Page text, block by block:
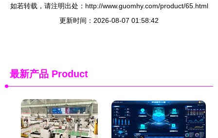
如若转载，请注明出处：http://www.guomhy.com/product/65.html
更新时间：2026-08-07 01:58:42
最新产品 Product